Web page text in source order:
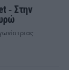
‑ Στην